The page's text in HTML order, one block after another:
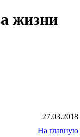
жизни
27.03.2018
На главную